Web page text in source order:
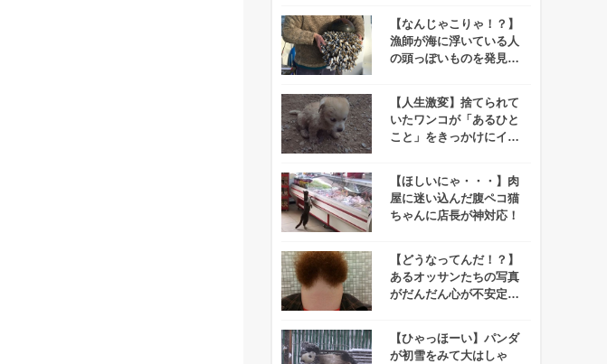
【なんじゃこりゃ！？】
漁師が海に浮いている人
の頭っぽいものを発見！
【人生激変】捨てられて
いたワンコが「あるひと
こと」をきっかけにイン
【ほしいにゃ・・・】肉
屋に迷い込んだ腹ペコ猫
ちゃんに店長が神対応！
【どうなってんだ！？】
あるオッサンたちの写真
がだんだん心が不安定に
【ひゃっほーい】パンダ
が初雪をみて大はしゃ